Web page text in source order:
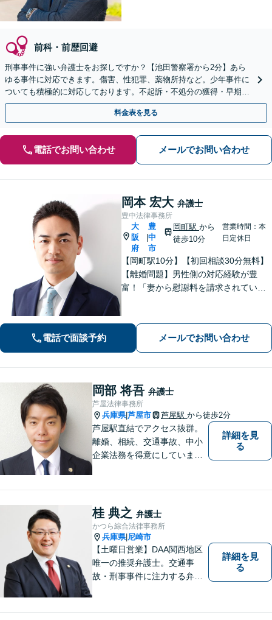
前科・前歴回避
刑事事件に強い弁護士をお探しですか？【池田警察署から2分】あら
ゆる事件に対応できます。傷害、性犯罪、薬物所持など。少年事件に
ついても積極的に対応しております。不起訴・不処分の獲得・早期の
身柄解放を目指します【初回面談30分無料】
料金表を見る
電話でお問い合わせ メールでお問い合わせ
岡本 宏大 弁護士
豊中法律事務所
大
阪
府
豊
中
市
岡町駅 から
徒歩10分
営業時間：本
日定休日
【岡町駅10分】【初回相談30分無料】
【離婚問題】男性側の対応経験が豊
富！「妻から慰謝料を請求されてい
「リボ払いの返済が苦しく」「数年前
の借金を急に催促された」などご相談
ください
電話で面談予約 メールでお問い合わせ
岡部 将吾 弁護士
芦屋法律事務所
兵庫県|芦屋市 芦屋駅 から徒歩2分
芦屋駅直結でアクセス抜群。
離婚、相続、交通事故、中小
企業法務を得意にしていま
可♯中小企業診断士資格有り
詳細を見
る
桂 典之 弁護士
かつら綜合法律事務所
兵庫県| 尼崎市
【土曜日営業】DAA関西地区
唯一の推奨弁護士。交通事
故・刑事事件に注力する弁護
し、より良い明日のために。
詳細を見
る